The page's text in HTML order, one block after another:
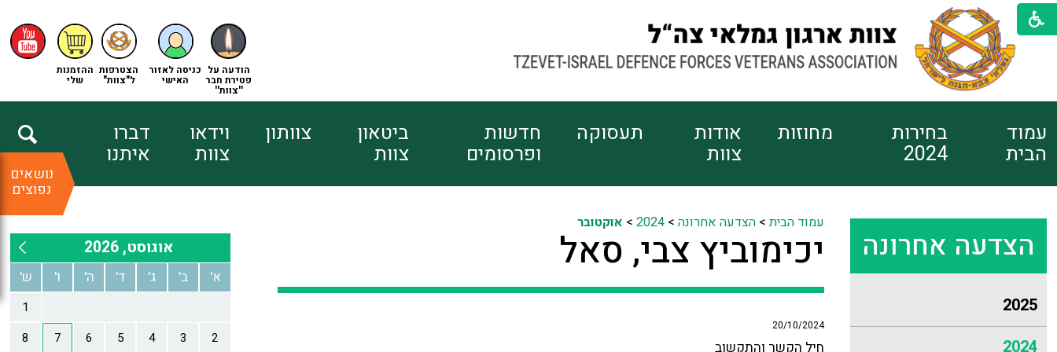
ההזמנות
שלי
הצטרפות
ל"צוות"
כניסה לאזור
האישי
הודעה על
פטירת חבר
''צוות''
עמוד
הבית
בחירות
2024
מחוזות אודות
צוות
תעסוקה חדשות
ופרסומים
ביטאון
צוות
צוותון וידאו
צוות
דברו
איתנו
נושאים
נפוצים
הצדעה אחרונה
2025
2024
עמוד הבית>הצדעה אחרונה >
2024
> אוקטובר
יכימוביץ צבי, סאל
20/10/2024
חיל הקשר והתקשוב